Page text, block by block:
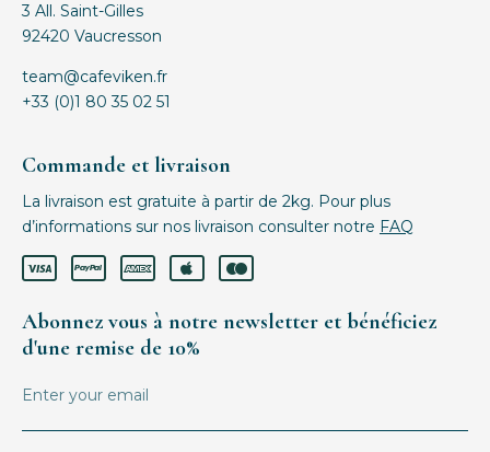
3 All. Saint-Gilles
92420 Vaucresson
team@cafeviken.fr
+33 (0)1 80 35 02 51
Commande et livraison
La livraison est gratuite à partir de 2kg. Pour plus
d’informations sur nos livraison consulter notre FAQ
Abonnez vous à notre newsletter et bénéficiez
d'une remise de 10%